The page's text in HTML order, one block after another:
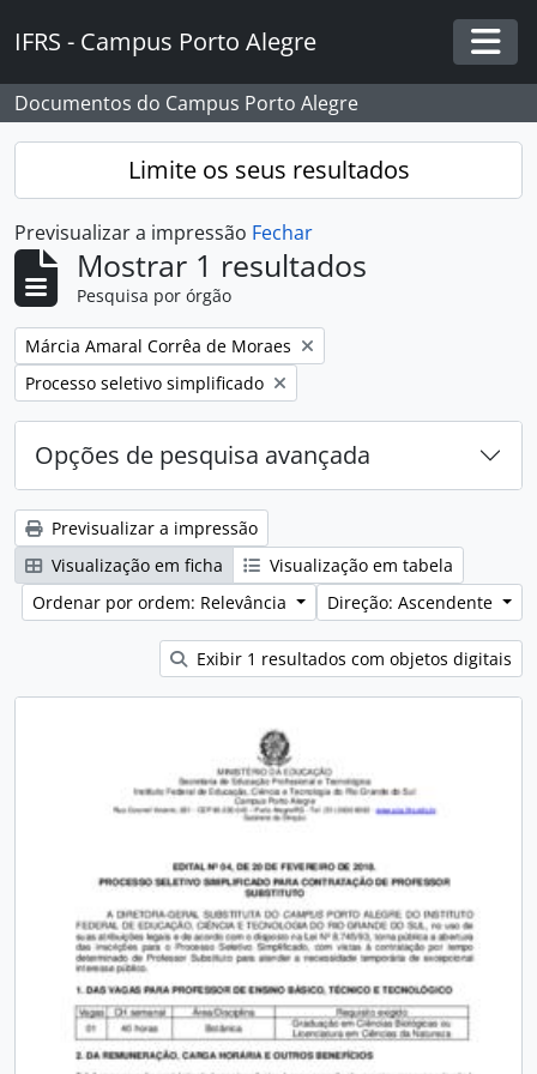
IFRS - Campus Porto Alegre
Documentos do Campus Porto Alegre
Limite os seus resultados
Previsualizar a impressão Fechar
Mostrar 1 resultados
Pesquisa por órgão
Remover filtro:
Márcia Amaral Corrêa de Moraes
Remover filtro:
Processo seletivo simplificado
Opções de pesquisa avançada
Previsualizar a impressão
Visualização em ficha
Visualização em tabela
Ordenar por ordem: Relevância
Direção: Ascendente
Exibir 1 resultados com objetos digitais